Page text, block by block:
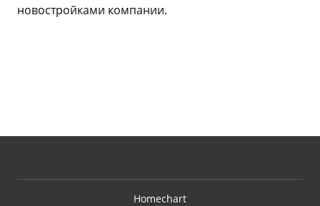
новостройками компании.
Homechart